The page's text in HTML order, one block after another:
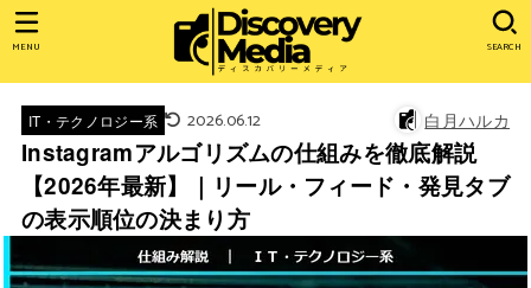
SEARCH
MENU
IT・テクノロジー系 2026.06.12 白月ハルカ
Instagramアルゴリズムの仕組みを徹底解説
【2026年最新】｜リール・フィード・発見タブ
の表示順位の決まり方